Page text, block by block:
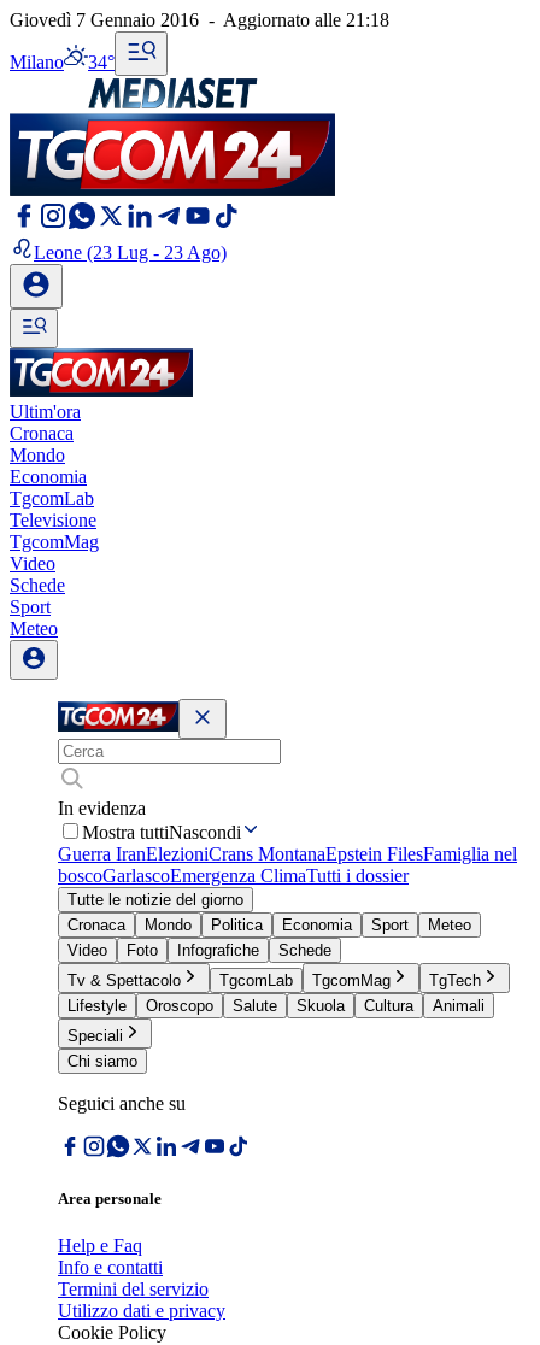
Giovedì 7 Gennaio 2016 - Aggiornato alle 21:18
Milano 34°
Leone (23 Lug - 23 Ago)
Ultim'ora
Cronaca
Mondo
Economia
TgcomLab
Televisione
TgcomMag
Video
Schede
Sport
Meteo
In evidenza
Mostra tuttiNascondi
Guerra IranElezioniCrans MontanaEpstein FilesFamiglia nel
boscoGarlascoEmergenza ClimaTutti i dossier
Tutte le notizie del giorno
Cronaca
Mondo Politica Economia Sport
Meteo
Video
Foto Infografiche
Schede
Tv & Spettacolo
TgcomLab TgcomMag
TgTech
Lifestyle
Oroscopo Salute Skuola Cultura
Animali
Speciali
Chi siamo
Seguici anche su
Area personale
Help e Faq
Info e contatti
Termini del servizio
Utilizzo dati e privacy
Cookie Policy